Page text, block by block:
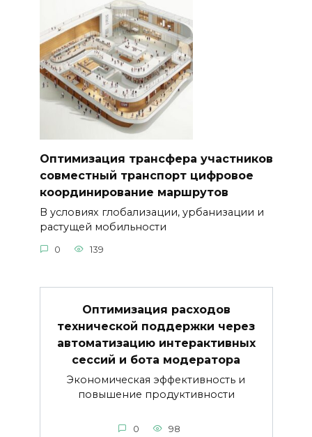
Оптимизация трансфера участников
совместный транспорт цифровое
координирование маршрутов
В условиях глобализации, урбанизации и
растущей мобильности
0 139
Оптимизация расходов
технической поддержки через
автоматизацию интерактивных
сессий и бота модератора
Экономическая эффективность и
повышение продуктивности
0 98